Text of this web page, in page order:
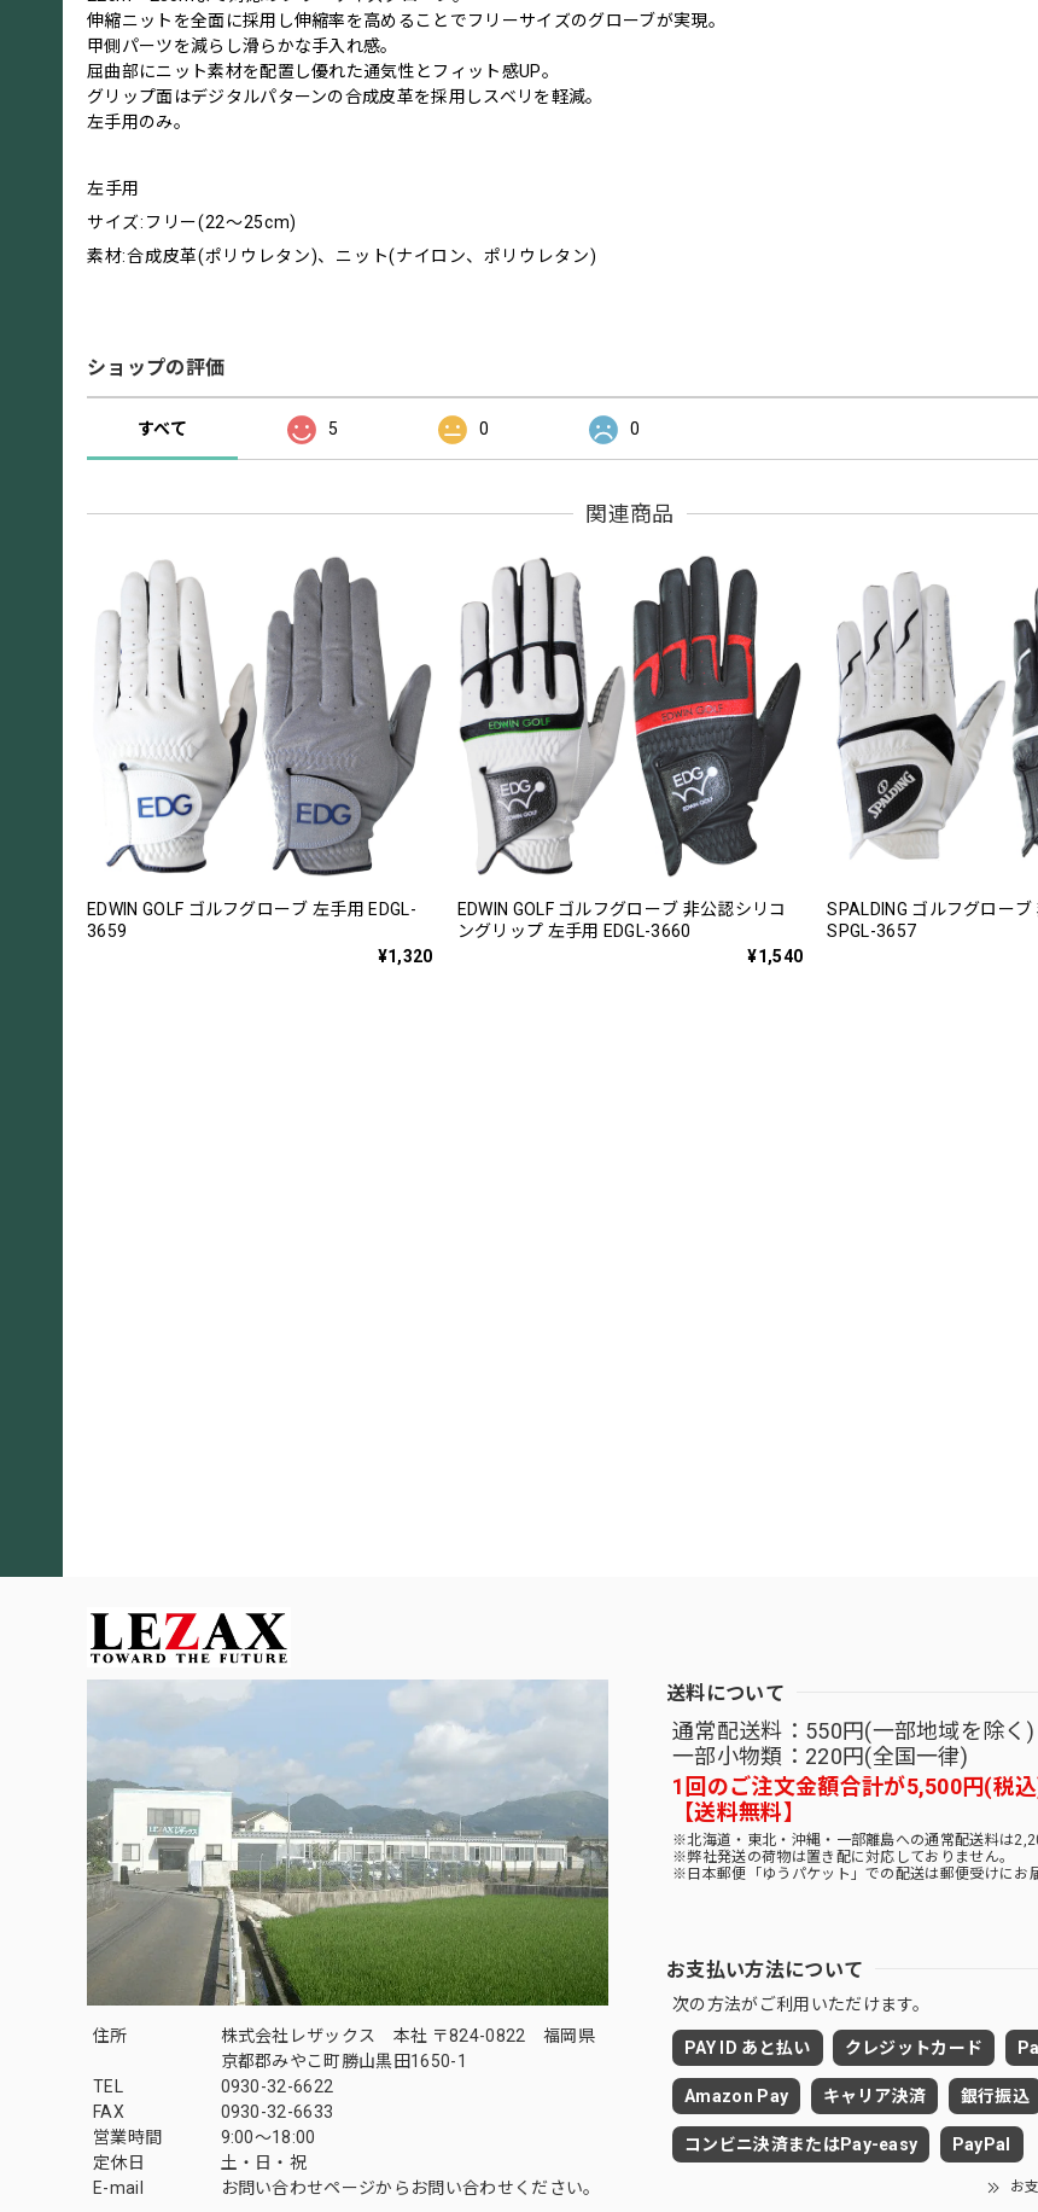
伸縮ニットを全面に採用し伸縮率を高めることでフリーサイズのグローブが実現。
甲側パーツを減らし滑らかな手入れ感。
屈曲部にニット素材を配置し優れた通気性とフィット感UP。
グリップ面はデジタルパターンの合成皮革を採用しスベリを軽減。
左手用のみ。
左手用
サイズ:フリー(22～25cm)
素材:合成皮革(ポリウレタン)、ニット(ナイロン、ポリウレタン)
ショップの評価
すべて 5 0 0
関連商品
EDWIN GOLF ゴルフグローブ 左手用 EDGL-
3659
¥1,320
EDWIN GOLF ゴルフグローブ 非公認シリコ
ングリップ 左手用 EDGL-3660
¥1,540
SPALDING ゴルフグローブ
SPGL-3657
住所
株式会社レザックス 本社 〒824-0822 福岡県
京都郡みやこ町勝山黒田1650-1
TEL
0930-32-6622
FAX
0930-32-6633
営業時間
9:00〜18:00
定休日
土・日・祝
E-mail
お問い合わせページからお問い合わせください。
送料について
通常配送料：550円(一部地域を除く)
一部小物類：220円(全国一律)
1回のご注文金額合計が5,500円(税
【送料無料】
※北海道・東北・沖縄・一部離島への通常配送料は
※弊社発送の荷物は置き配に対応しておりません。
※日本郵便「ゆうパケット」での配送は郵便受けにお
お支払い方法について
次の方法がご利用いただけます。
PAY ID あと払い クレジットカード
Amazon Pay キャリア決済 銀行振込
コンビニ決済またはPay-easy PayPal
お